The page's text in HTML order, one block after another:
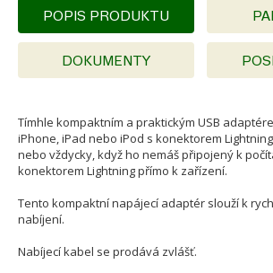
POPIS PRODUKTU
DOKUMENTY
Tímhle kompaktním a praktickým USB
iPhone, iPad nebo iPod s konektorem
nebo vždycky, když ho nemáš připojený k
konektorem Lightning přímo k zařízení.
Tento kompaktní napájecí adaptér slouží k
nabíjení.
Nabíjecí kabel se prodává zvlášť.